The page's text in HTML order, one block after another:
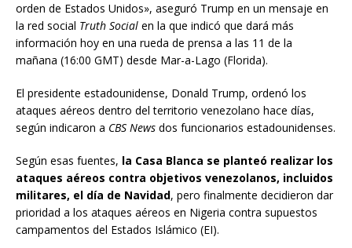
orden de Estados Unidos», aseguró Trump en un mensaje en
la red social Truth Social en la que indicó que dará más
información hoy en una rueda de prensa a las 11 de la
mañana (16:00 GMT) desde Mar-a-Lago (Florida).
El presidente estadounidense, Donald Trump, ordenó los
ataques aéreos dentro del territorio venezolano hace días,
según indicaron a CBS News dos funcionarios estadounidenses.
Según esas fuentes, la Casa Blanca se planteó realizar los
ataques aéreos contra objetivos venezolanos, incluidos
militares, el día de Navidad, pero finalmente decidieron dar
prioridad a los ataques aéreos en Nigeria contra supuestos
campamentos del Estados Islámico (EI).